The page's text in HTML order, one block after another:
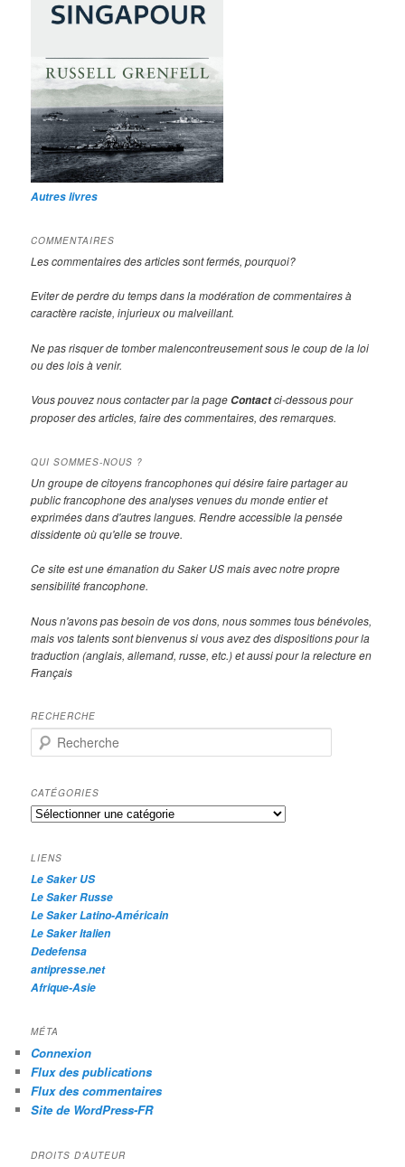
Autres livres
COMMENTAIRES
Les commentaires des articles sont fermés, pourquoi?
Eviter de perdre du temps dans la modération de commentaires à
caractère raciste, injurieux ou malveillant.
Ne pas risquer de tomber malencontreusement sous le coup de la loi
ou des lois à venir.
Vous pouvez nous contacter par la page Contactci-dessous pour
proposer des articles, faire des commentaires, des remarques.
QUI SOMMES-NOUS ?
Un groupe de citoyens francophones qui désire faire partager au
public francophone des analyses venues du monde entier et
exprimées dans d'autres langues. Rendre accessible la pensée
dissidente où qu'elle se trouve.
Ce site est une émanation du Saker US mais avec notre propre
sensibilité francophone.
Nous n'avons pas besoin de vos dons, nous sommes tous bénévoles,
mais vos talents sont bienvenus si vous avez des dispositions pour la
traduction (anglais, allemand, russe, etc.) et aussi pour la relecture en
Français
RECHERCHE
e
h
e
r
h
e
CATÉGORIES
Catégories
LIENS
Le Saker US
Le Saker Russe
Le Saker Latino-Américain
Le Saker Italien
Dedefensa
antipresse.net
Afrique-Asie
MÉTA
Connexion
Flux des publications
Flux des commentaires
Site de WordPress-FR
DROITS D’AUTEUR